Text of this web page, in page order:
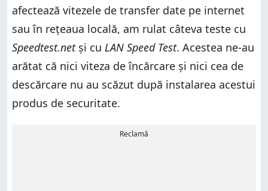
afectează vitezele de transfer date pe internet
sau în rețeaua locală, am rulat câteva teste cu
Speedtest.netși cu LAN Speed Test. Acestea ne-au
arătat că nici viteza de încărcare și nici cea de
descărcare nu au scăzut după instalarea acestui
produs de securitate.
Reclamă